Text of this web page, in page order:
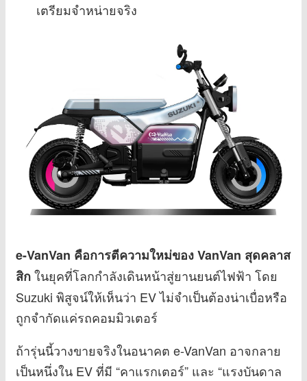
เตรียมจำหน่ายจริง
e-VanVan คือการตีความใหม่ของ VanVan สุดคลาส
สิกในยุคที่โลกกำลังเดินหน้าสู่ยานยนต์ไฟฟ้า โดย
Suzuki พิสูจน์ให้เห็นว่า EV ไม่จำเป็นต้องน่าเบื่อหรือ
ถูกจำกัดแค่รถคอมมิวเตอร์
ถ้ารุ่นนี้วางขายจริงในอนาคต e-VanVan อาจกลาย
เป็นหนึ่งใน EV ที่มี “คาแรกเตอร์” และ “แรงบันดาล